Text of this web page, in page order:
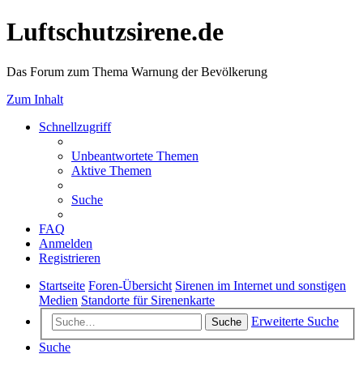
Luftschutzsirene.de
Das Forum zum Thema Warnung der Bevölkerung
Zum Inhalt
Schnellzugriff
Unbeantwortete Themen
Aktive Themen
Suche
FAQ
Anmelden
Registrieren
Startseite Foren-Übersicht Sirenen im Internet und sonstigen
Medien Standorte für Sirenenkarte
Suche
Erweiterte Suche
Suche